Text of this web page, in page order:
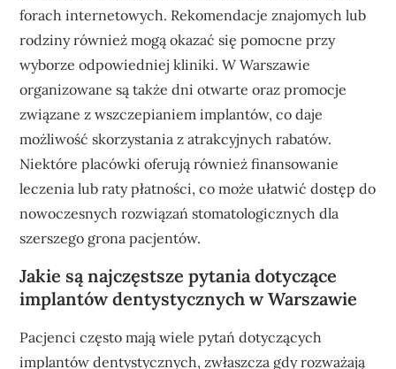
forach internetowych. Rekomendacje znajomych lub
rodziny również mogą okazać się pomocne przy
wyborze odpowiedniej kliniki. W Warszawie
organizowane są także dni otwarte oraz promocje
związane z wszczepianiem implantów, co daje
możliwość skorzystania z atrakcyjnych rabatów.
Niektóre placówki oferują również finansowanie
leczenia lub raty płatności, co może ułatwić dostęp do
nowoczesnych rozwiązań stomatologicznych dla
szerszego grona pacjentów.
Jakie są najczęstsze pytania dotyczące
implantów dentystycznych w Warszawie
Pacjenci często mają wiele pytań dotyczących
implantów dentystycznych, zwłaszcza gdy rozważają